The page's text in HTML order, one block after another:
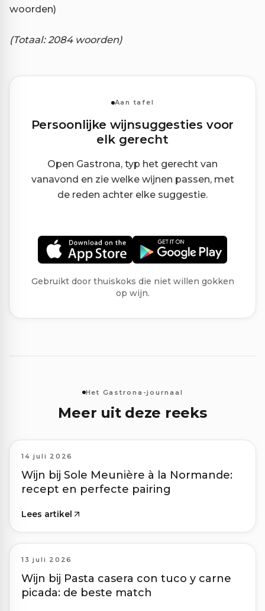
woorden)
(Totaal: 2084 woorden)
Aan tafel
Persoonlijke wijnsuggesties voor
elk gerecht
Open Gastrona, typ het gerecht van
vanavond en zie welke wijnen passen, met
de reden achter elke suggestie.
Gebruikt door thuiskoks die niet willen gokken
op wijn.
Het Gastrona-journaal
Meer uit deze reeks
14 juli 2026
Wijn bij Sole Meunière à la Normande:
recept en perfecte pairing
Lees artikel
13 juli 2026
Wijn bij Pasta casera con tuco y carne
picada: de beste match